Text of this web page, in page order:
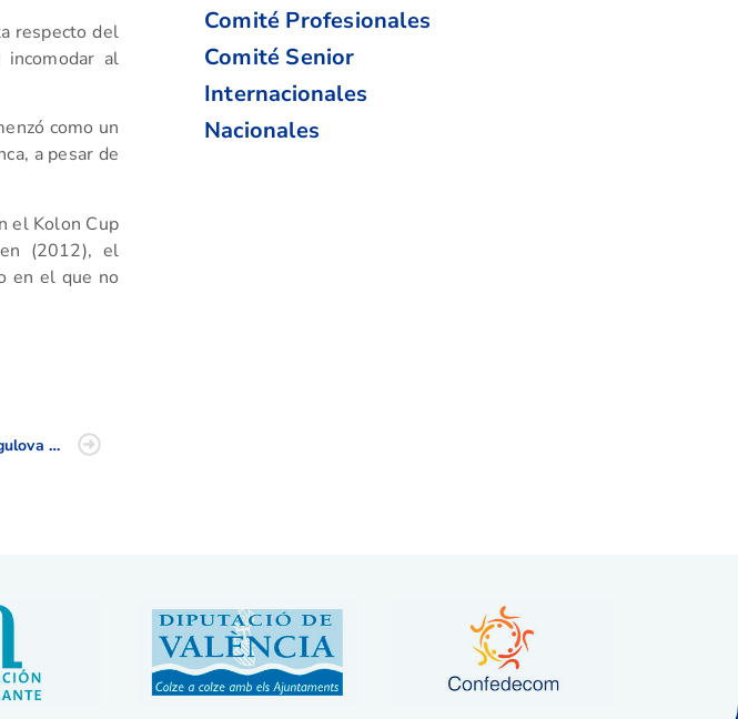
respecto del
al
como un
a pesar de
el Kolon Cup
(2012), el
en el que no
Gonzalo Gracia y Rivekka Dzhumagulova Campeones de Alicante (WAGR)
Comité Profesionales
Comité Senior
Internacionales
Nacionales